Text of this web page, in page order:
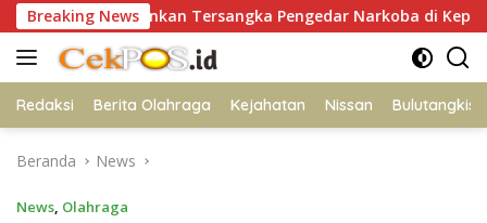
Langsung
ke
konten
Breaking News
Amankan Tersangka Pengedar Narkoba di Kepanjen, Sita
Redaksi Berita Olahraga Kejahatan Nissan Bulutangkis
Beranda News
News, Olahraga